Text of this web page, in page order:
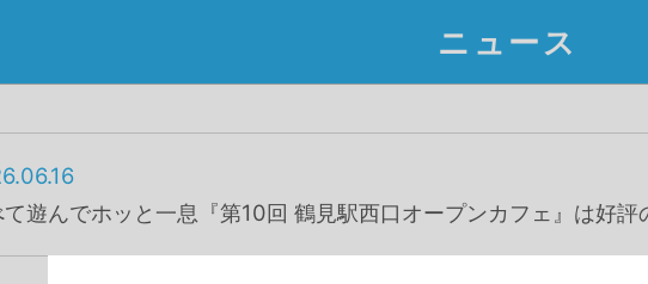
ニュース
遊んでホッと一息『第10回 鶴見駅西口オープンカフェ』は好評